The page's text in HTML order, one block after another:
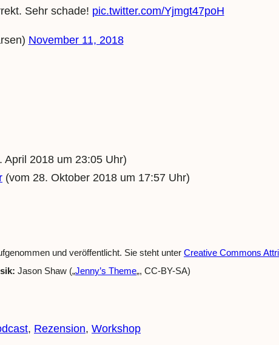
Sehr schade! pic.twitter.com/Yjmgt47poH
November 11, 2018
April 2018 um 23:05 Uhr)
(vom 28. Oktober 2018 um 17:57 Uhr)
und veröffentlicht. Sie steht unter Creative Commons
Jason Shaw („Jenny’s Theme„, CC-BY-SA)
, Rezension, Workshop